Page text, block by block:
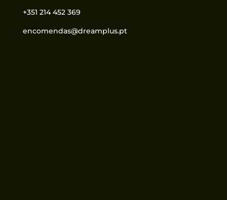
+351 214 452 369
encomendas@dreamplus.pt